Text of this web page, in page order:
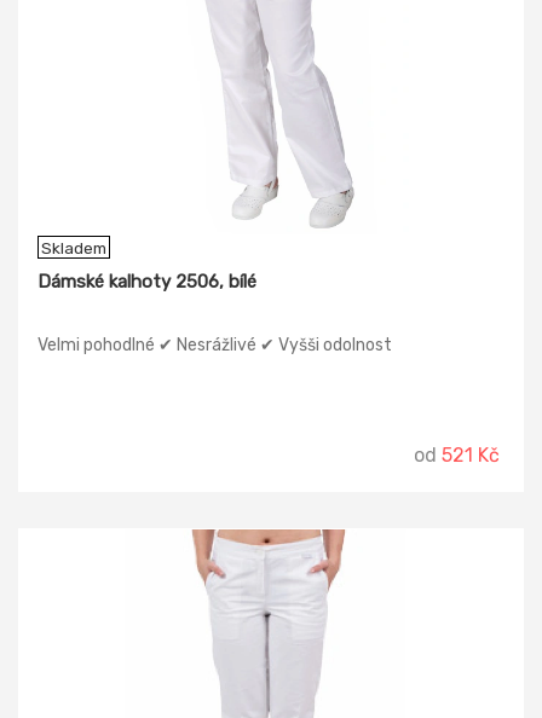
Skladem
Dámské kalhoty 2506, bílé
Velmi pohodlné ✔ Nesrážlivé ✔ Vyšši odolnost
od 521 Kč